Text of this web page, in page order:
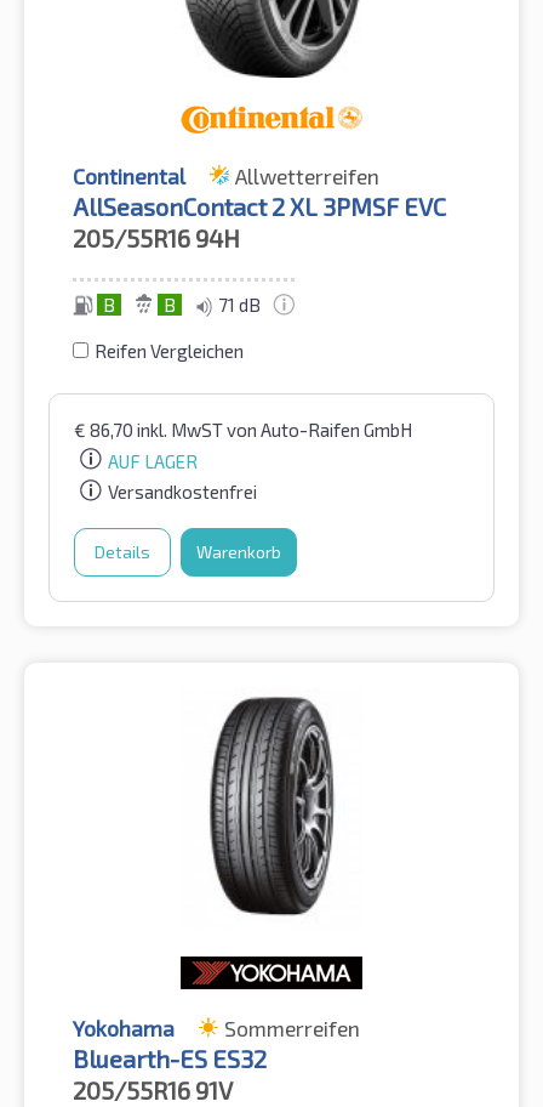
Continental Allwetterreifen
AllSeasonContact 2 XL 3PMSF EVC
205/55R16 94H
B B 71 dB
Reifen Vergleichen
€ 86,70 inkl. MwSTvon Auto-Raifen GmbH
AUF LAGER
Versandkostenfrei
Details Warenkorb
Yokohama Sommerreifen
Bluearth-ES ES32
205/55R16 91V